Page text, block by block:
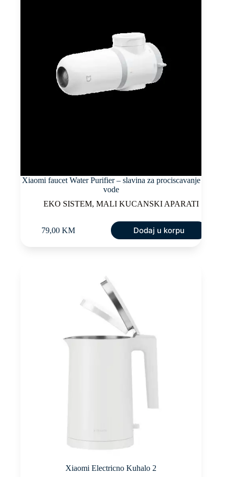
Xiaomi faucet Water Purifier – slavina za prociscavanje
vode
EKO SISTEM,MALI KUCANSKI APARATI
79,00 KM Dodaj u korpu
Xiaomi Electricno Kuhalo 2